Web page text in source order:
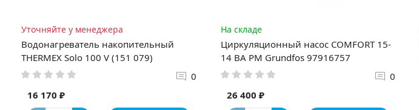
Уточняйте у менеджера
Водонагреватель накопительный
THERMEX Solo 100 V (151 079)
0
16 170 ₽
На складе
Циркуляционный насос COMFORT 15-
14 BA PM Grundfos 97916757
0
26 400 ₽